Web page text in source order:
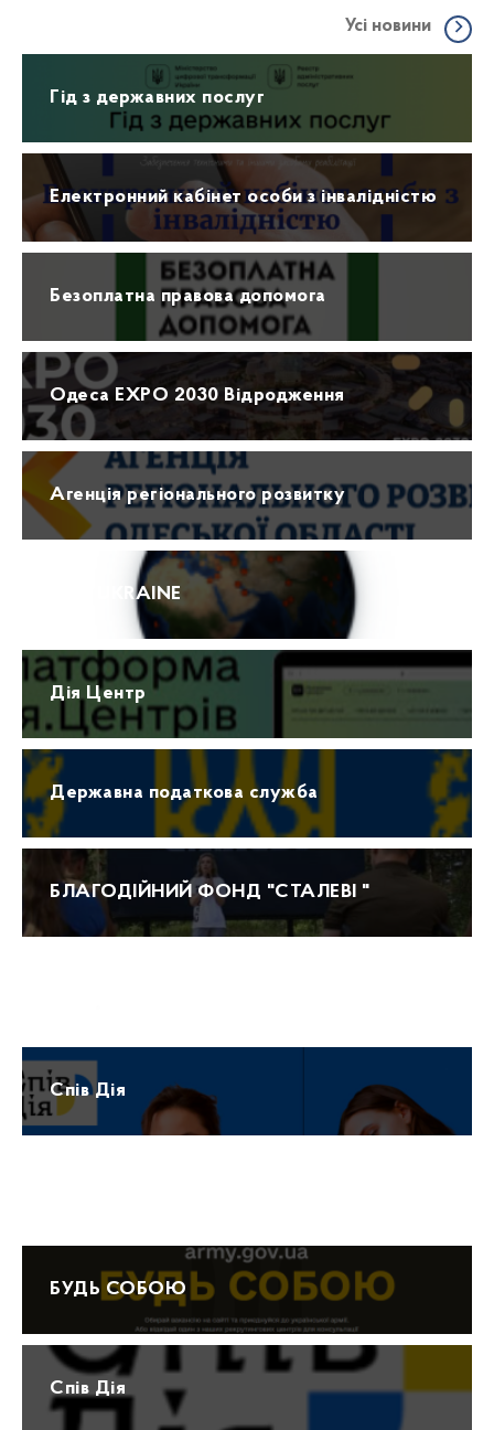
Усі новини
Гід з державних послуг
Електронний кабінет особи з інвалідністю
Безоплатна правова допомога
Одеса EXPO 2030 Відродження
Агенція регіонального розвитку
ПРО UKRAINE
Дія Центр
Державна податкова служба
БЛАГОДІЙНИЙ ФОНД "СТАЛЕВІ "
Спів Дія
БУДЬ СОБОЮ
Спів Дія